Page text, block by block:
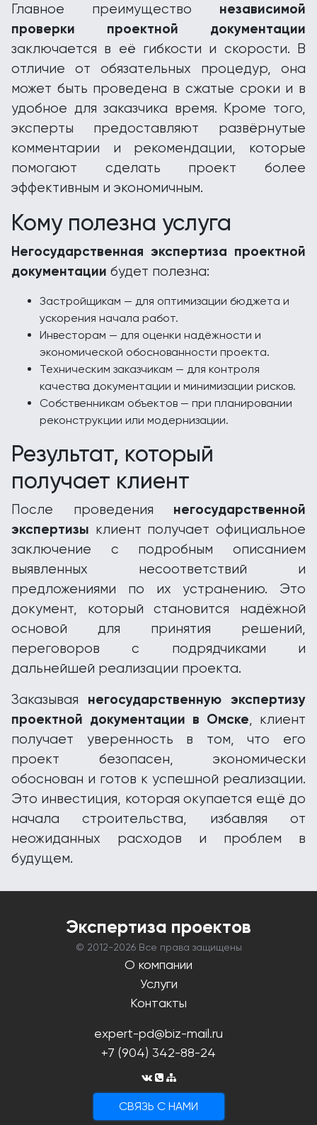
Главное преимущество независимой
проверки проектной документации
заключается в её гибкости и скорости. В
отличие от обязательных процедур, она
может быть проведена в сжатые сроки и в
удобное для заказчика время. Кроме того,
эксперты предоставляют развёрнутые
комментарии и рекомендации, которые
помогают сделать проект более
эффективным и экономичным.
Кому полезна услуга
Негосударственная экспертиза проектной
документации будет полезна:
Застройщикам — для оптимизации бюджета и
ускорения начала работ.
Инвесторам — для оценки надёжности и
экономической обоснованности проекта.
Техническим заказчикам — для контроля
качества документации и минимизации рисков.
Собственникам объектов — при планировании
реконструкции или модернизации.
Результат, который
получает клиент
После проведения негосударственной
экспертизы клиент получает официальное
заключение с подробным описанием
выявленных несоответствий и
предложениями по их устранению. Это
документ, который становится надёжной
основой для принятия решений,
переговоров с подрядчиками и
дальнейшей реализации проекта.
Заказывая негосударственную экспертизу
проектной документации в Омске, клиент
получает уверенность в том, что его
проект безопасен, экономически
обоснован и готов к успешной реализации.
Это инвестиция, которая окупается ещё до
начала строительства, избавляя от
неожиданных расходов и проблем в
будущем.
Экспертиза проектов
© 2012-2026 Все права защищены
О компании
Услуги
Контакты
expert-pd@biz-mail.ru
+7 (904) 342-88-24
CВЯЗЬ С НАМИ